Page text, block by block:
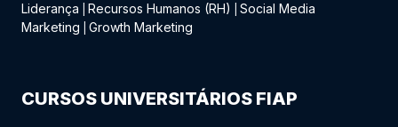
Liderança
Recursos Humanos (RH)
Social Media
Marketing
Growth Marketing
CURSOS UNIVERSITÁRIOS FIAP